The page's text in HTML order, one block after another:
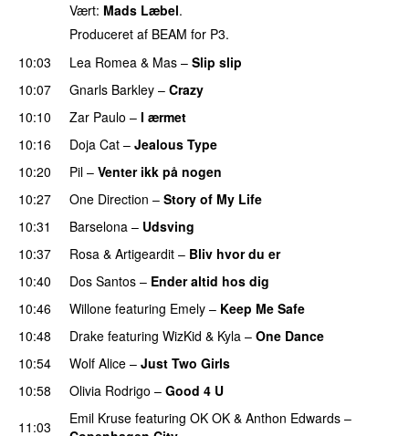
Vært: Mads Læbel.
Produceret af BEAM for P3.
10:03
Lea Romea & Mas – Slip slip
10:07 Gnarls Barkley – Crazy
10:10 Zar Paulo – I ærmet
10:16
Doja Cat – Jealous Type
10:20
Pil – Venter ikk på nogen
10:27
One Direction – Story of My Life
10:31
Barselona – Udsving
10:37 Rosa & Artigeardit – Bliv hvor du er
10:40 Dos Santos – Ender altid hos dig
10:46
Willone featuring Emely – Keep Me Safe
10:48
Drake featuring WizKid & Kyla – One Dance
10:54
Wolf Alice – Just Two Girls
10:58 Olivia Rodrigo – Good 4 U
11:03
Emil Kruse featuring OK OK & Anthon Edwards –